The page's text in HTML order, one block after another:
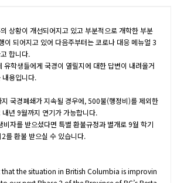
상황이 개선되어지고 있고 부분적으로 개학한 부분
이 되어지고 있어 다음주부터는 코로나 대응 메뉴얼 3
합니다.
유학생들에게 국경이 열릴지에 대한 답변이 내려올거
내용입니다.
국경폐쇄가 지속될 경우에, 500불(행정비)를 제외한
년 9월까지 연기가 가능합니다.
자를 받으셨다면 특별 환불규정과 별개로 9월 학기
를 환불 받으실 수 있습니다.
the situation in British Columbia is improvin